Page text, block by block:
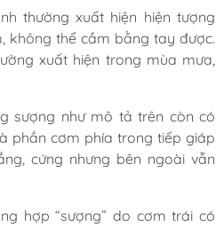
thường xuất hiện hiện tượng
không thể cầm bằng tay được.
xuất hiện trong mùa mưa,
sượng như mô tả trên còn có
phần cơm phía trong tiếp giáp
cứng nhưng bên ngoài vẫn
hợp “sượng” do cơm trái có